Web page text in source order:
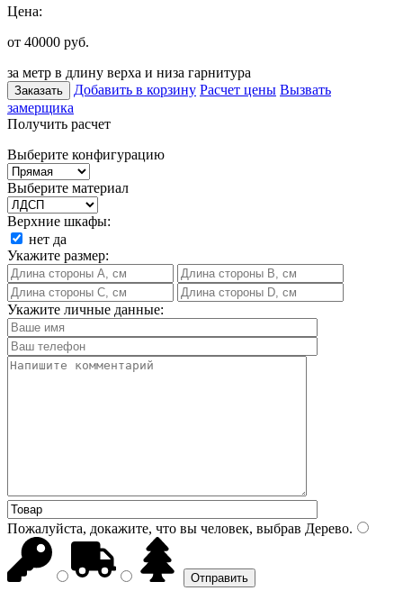
Цена:
от 40000 руб.
за метр в длину верха и низа гарнитура
Заказать Добавить в корзину Расчет цены Вызвать
замерщика
Получить расчет
Выберите конфигурацию
Выберите материал
Верхние шкафы:
нет да
Укажите размер:
Укажите личные данные:
Пожалуйста, докажите, что вы человек, выбрав Дерево.